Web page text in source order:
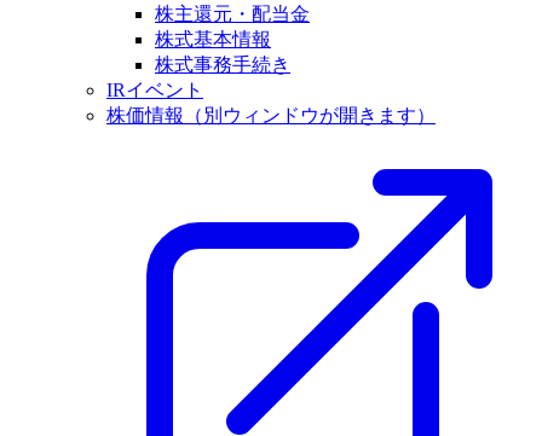
株主還元・配当金
株式基本情報
株式事務手続き
IRイベント
株価情報
（別ウィンドウが開きます）